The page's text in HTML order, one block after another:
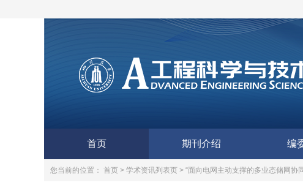
首页 期刊介绍 编
您当前的位置： 首页 > 学术资讯列表页 > “面向电网主动支撑的多业态储网协